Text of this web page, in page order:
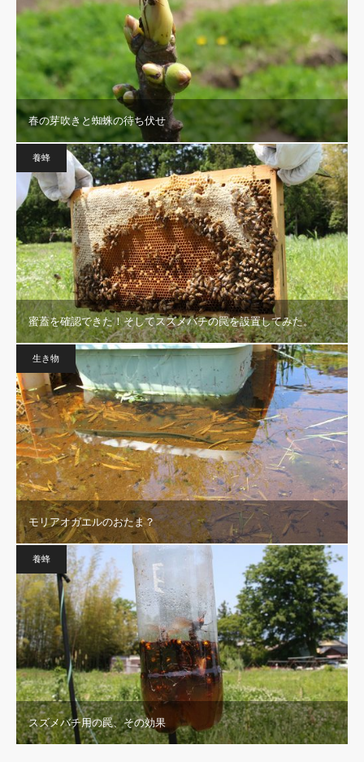
春の芽吹きと蜘蛛の待ち伏せ
養蜂
蜜蓋を確認できた！そしてスズメバチの罠を設置してみた。
生き物
モリアオガエルのおたま？
養蜂
スズメバチ用の罠、その効果